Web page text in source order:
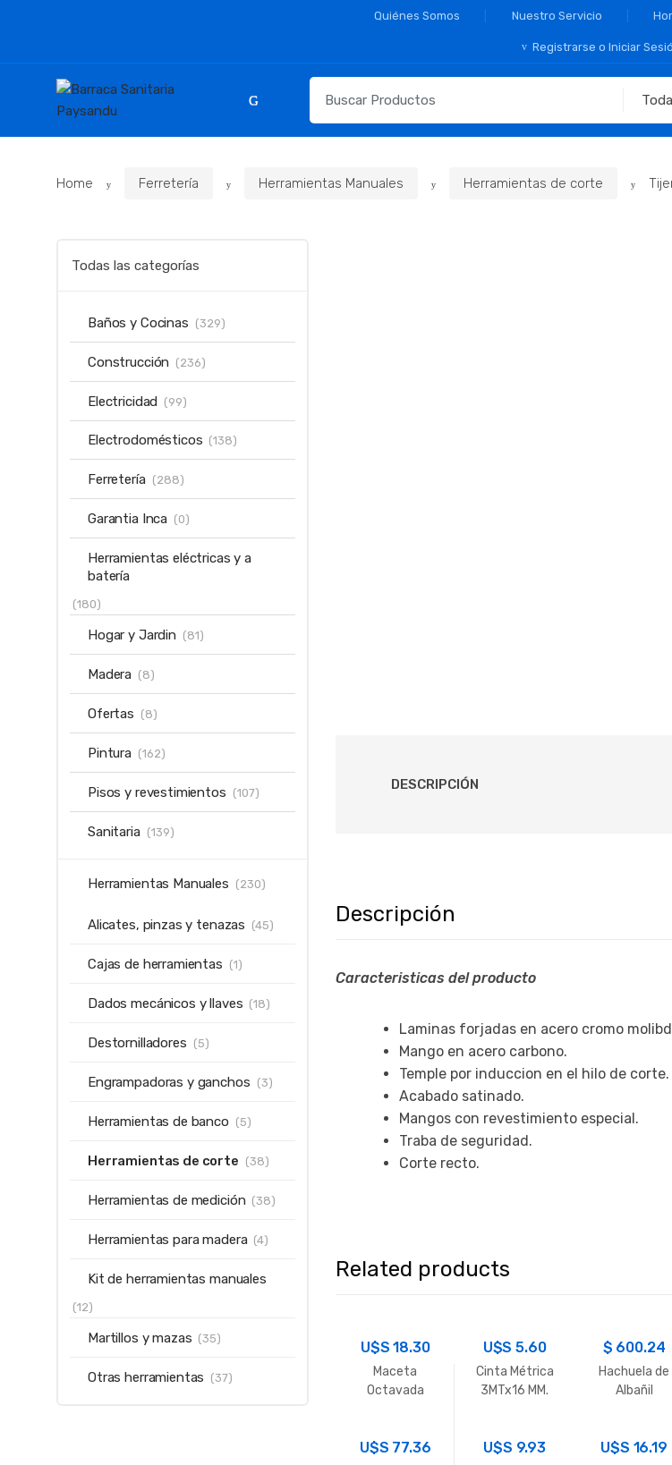
Quiénes Somos Nuestro Servicio
Registrarse o Iniciar
para:
Home Ferretería Herramientas Manuales Herramientas de corte
DESCRIPCIÓN
Descripción
Caracteristicas del producto
Laminas forjadas en acero cromo
Mango en acero carbono.
Temple por induccion en el hilo de corte.
Acabado satinado.
Mangos con revestimiento especial.
Traba de seguridad.
Corte recto.
Related products
U$S18.30
Maceta
Octavada
U$S5.60
Cinta Métrica
3MTx16 MM.
$ 600.24
Hachuela de
Albañil
U$S 77.36 U$S 9.93 U$S 16.19
Todas las categorías
Baños y Cocinas (329)
Construcción (236)
Electricidad (99)
Electrodomésticos (138)
Ferretería (288)
Garantia Inca (0)
Herramientas eléctricas y a
batería
(180)
Hogar y Jardin (81)
Madera (8)
Ofertas (8)
Pintura (162)
Pisos y revestimientos (107)
Sanitaria (139)
Herramientas Manuales (230)
Alicates, pinzas y tenazas (45)
Cajas de herramientas (1)
Dados mecánicos y llaves (18)
Destornilladores (5)
Engrampadoras y ganchos (3)
Herramientas de banco (5)
Herramientas de corte (38)
Herramientas de medición (38)
Herramientas para madera (4)
Kit de herramientas manuales
(12)
Martillos y mazas (35)
Otras herramientas (37)